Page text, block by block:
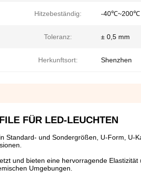
Hitzebeständig: -40℃~200℃
Toleranz: ± 0,5 mm
Herkunftsort: Shenzhen
FÜR LED-LEUCHTEN
Standard- und Sondergrößen, U-Form, U-
und bieten eine hervorragende Elastizität
Umgebungen.